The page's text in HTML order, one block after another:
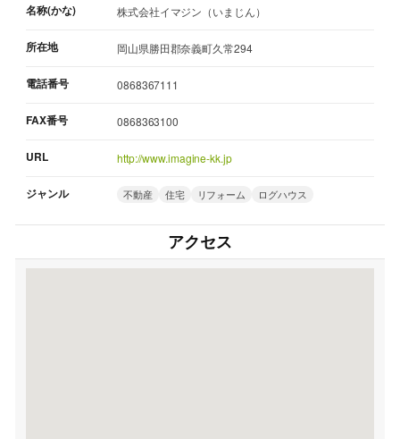
名称(かな) 株式会社イマジン（いまじん）
所在地 岡山県勝田郡奈義町久常294
電話番号 0868367111
FAX番号 0868363100
URL http://www.imagine-kk.jp
ジャンル 不動産 住宅 リフォーム ログハウス
アクセス